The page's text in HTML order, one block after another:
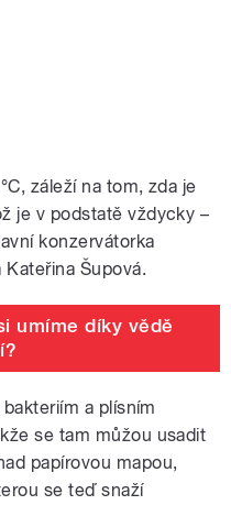
záleží na tom, zda je
je v podstatě vždycky –
konzervátorka
Šupová.
umíme díky vědě
a plísním
se tam můžou usadit
papírovou mapou,
se teď snaží